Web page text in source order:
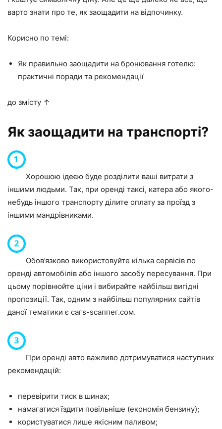
варто знати про те, як заощадити на відпочинку.
Корисно по темі:
Як правильно заощадити на бронювання готелю:
практичні поради та рекомендації
до змісту ↑
Як заощадити на транспорті?
Хорошою ідеєю буде розділити ваші витрати з
іншими людьми. Так, при оренді таксі, катера або якого-
небудь іншого транспорту ділите оплату за проїзд з
іншими мандрівниками.
Обов’язково використовуйте кілька сервісів по
оренді автомобілів або іншого засобу пересування. При
цьому порівнюйте ціни і вибирайте найбільш вигідні
пропозиції. Так, одним з найбільш популярних сайтів
даної тематики є сагѕ-ѕсаппег.сом.
При оренді авто важливо дотримуватися наступних
рекомендацій:
перевірити тиск в шинах;
намагатися їздити повільніше (економія бензину);
користуватися лише якісним паливом;